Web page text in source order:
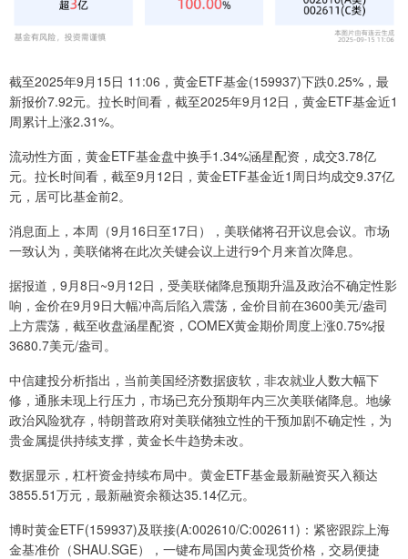
截至2025年9月15日 11:06，黄金ETF基金(159937)下跌0.25%，最
新报价7.92元。拉长时间看，截至2025年9月12日，黄金ETF基金近1
周累计上涨2.31%。
流动性方面，黄金ETF基金盘中换手1.34%涵星配资，成交3.78亿
元。拉长时间看，截至9月12日，黄金ETF基金近1周日均成交9.37亿
元，居可比基金前2。
消息面上，本周（9月16日至17日），美联储将召开议息会议。市场
一致认为，美联储将在此次关键会议上进行9个月来首次降息。
据报道，9月8日~9月12日，受美联储降息预期升温及政治不确定性影
响，金价在9月9日大幅冲高后陷入震荡，金价目前在3600美元/盎司
上方震荡，截至收盘涵星配资，COMEX黄金期价周度上涨0.75%报
3680.7美元/盎司。
中信建投分析指出，当前美国经济数据疲软，非农就业人数大幅下
修，通胀未现上行压力，市场已充分预期年内三次美联储降息。地缘
政治风险犹存，特朗普政府对美联储独立性的干预加剧不确定性，为
贵金属提供持续支撑，黄金长牛趋势未改。
数据显示，杠杆资金持续布局中。黄金ETF基金最新融资买入额达
3855.51万元，最新融资余额达35.14亿元。
博时黄金ETF(159937)及联接(A:002610/C:002611)：紧密跟踪上海
金基准价（SHAU.SGE），一键布局国内黄金现货价格，交易便捷